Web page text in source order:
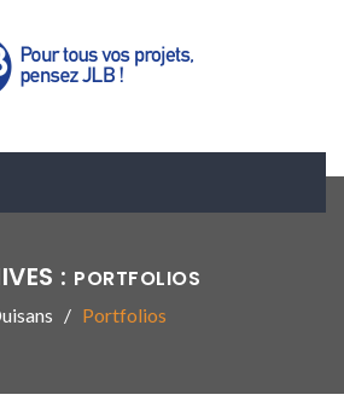
: PORTFOLIOS
Portfolios